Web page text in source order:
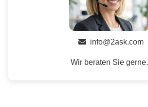
info@2ask.com
Wir beraten Sie gerne.